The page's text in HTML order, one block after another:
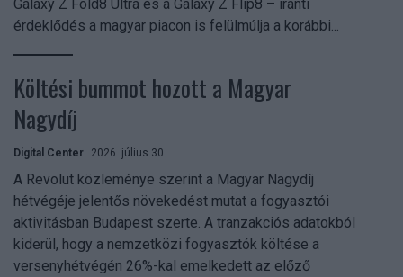
Galaxy Z Fold8 Ultra és a Galaxy Z Flip8 – iránti
érdeklődés a magyar piacon is felülmúlja a korábbi...
Költési bummot hozott a Magyar
Nagydíj
Digital Center 2026. július 30.
A Revolut közleménye szerint a Magyar Nagydíj
hétvégéje jelentős növekedést mutat a fogyasztói
aktivitásban Budapest szerte. A tranzakciós adatokból
kiderül, hogy a nemzetközi fogyasztók költése a
versenyhétvégén 26%-kal emelkedett az előző